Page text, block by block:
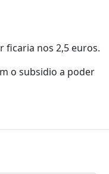
ficaria nos 2,5 euros.
o subsidio a poder